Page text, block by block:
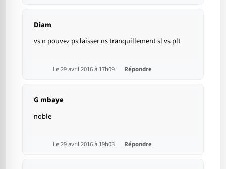
Diam
vs n pouvez ps laisser ns tranquillement sl vs plt
Le 29 avril 2016 à 17h09 Répondre
G mbaye
noble
Le 29 avril 2016 à 19h03 Répondre